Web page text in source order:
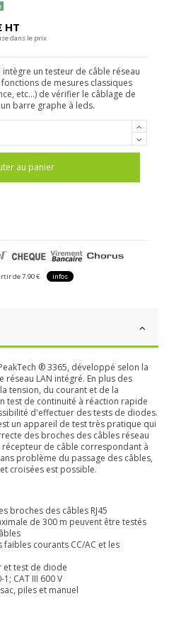
HT
dans le prix
un testeur de câble réseau
de mesures classiques
etc...) de vérifier le câblage de
barre graphe à leds.
au panier
de 7.90 € infos
® 3365, développé selon la
réseau LAN intégré. En plus des
tension, du courant et de la
test de continuité à réaction rapide
d'effectuer des tests de diodes.
un appareil de test très pratique qui
des broches des câbles réseau
de câble correspondant à
problème du passage des câbles,
croisées est possible.
broches des câbles RJ45
de 300 m peuvent être testés
faibles courants CC/AC et les
et test de diode
CAT III 600 V
piles et manuel